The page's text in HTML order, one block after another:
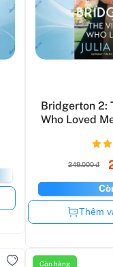
Bridgerton 2:
Who Loved
249.000 đ
Thêm
Còn hàng